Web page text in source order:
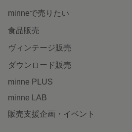
minneで売りたい
食品販売
ヴィンテージ販売
ダウンロード販売
minne PLUS
minne LAB
販売支援企画・イベント